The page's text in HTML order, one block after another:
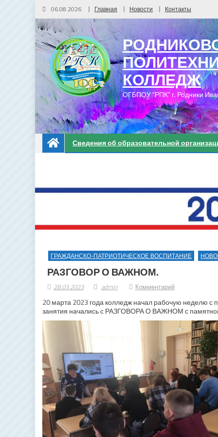
06.08.2026 Главная Новости Контакты
КОЛЛЕДЖ
ОГБПОУ "РПК" г. Родники
Сведения об образовательной
ГРАЖДАНСКО-ПАТРИОТИЧЕСКОЕ ВОСПИТАНИЕ
РАЗГОВОР О ВАЖНОМ.
28.03.2023 admin Комментарий
20 марта 2023 года колледж начал рабочую неделю с
занятия начались с РАЗГОВОРА О ВАЖНОМ с